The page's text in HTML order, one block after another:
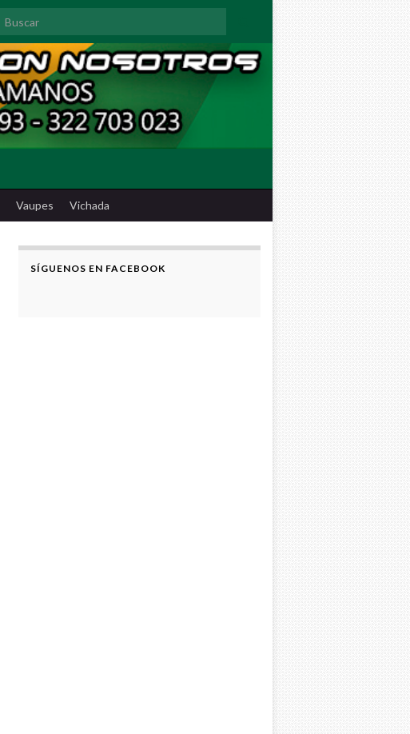
Search for:
Vaupes Vichada
SÍGUENOS EN FACEBOOK